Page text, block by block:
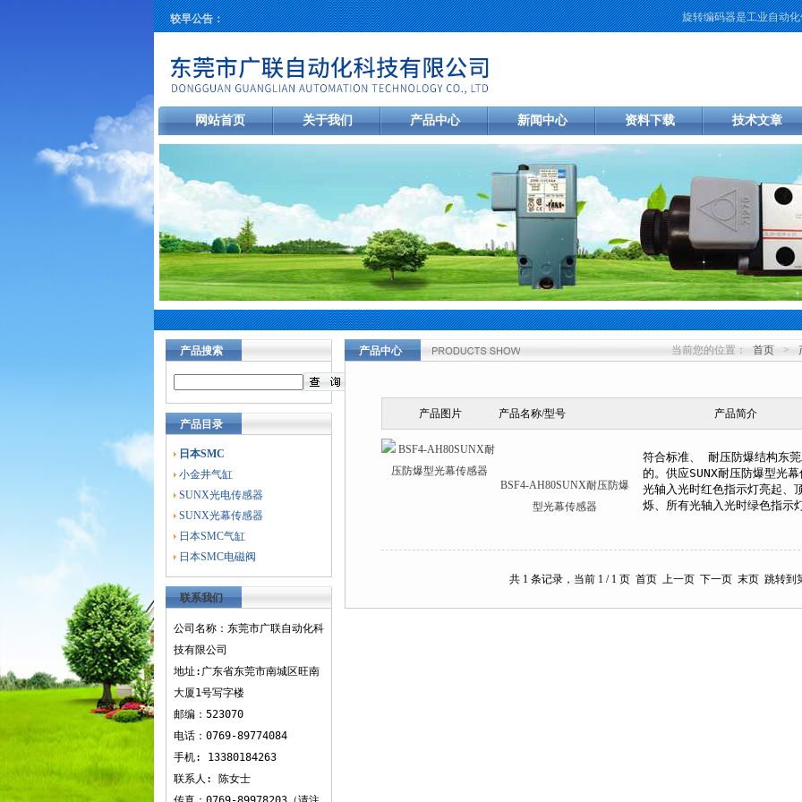
较早公告： 旋转编码器是工业自动化
网站首页 关于我们 产品中心 新闻中心 资料下载 技术文章
产品搜索
产品目录
日本SMC
小金井气缸
SUNX光电传感器
SUNX光幕传感器
日本SMC气缸
日本SMC电磁阀
联系我们
公司名称：东莞市广联自动化科
技有限公司
地址:广东省东莞市南城区旺南
大厦1号写字楼
邮编：523070
电话：0769-89774084
手机: 13380184263
联系人: 陈女士
产品中心 当前您的位置： 首页 >
产品图片 产品名称/型号 产品简介
BSF4-AH80SUNX耐压防爆
型光幕传感器
共 1 条记录，当前 1 / 1 页 首页 上一页 下一页 末页 跳转到